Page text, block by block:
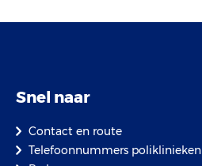
Snel naar
Contact en route
Telefoonnummers poliklinieken